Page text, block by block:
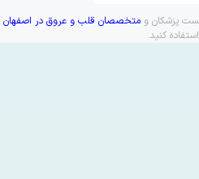
پزشکان و متخصصان قلب و عروق در اصفهان
استفاده کنید.